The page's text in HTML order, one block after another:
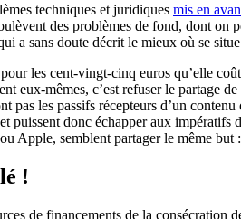
techniques et juridiques mis en
des problèmes de fond, dont
a sans doute décrit le mieux où se
les cent-vingt-cinq euros qu’elle
eux-mêmes, c’est refuser le partage
pas les passifs récepteurs d’un
puissent donc échapper aux
Apple, semblent partager le même
!
de financements de la consécration